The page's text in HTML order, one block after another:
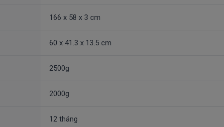
166 x 58 x 3 cm
60 x 41.3 x 13.5 cm
2500g
2000g
12 tháng